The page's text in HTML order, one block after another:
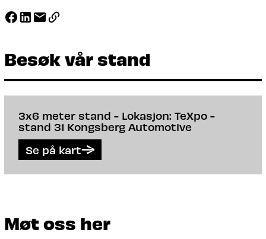
Besøk vår stand
3x6 meter stand - Lokasjon: TeXpo -
stand 31 Kongsberg Automotive
Se på kart
Møt oss her